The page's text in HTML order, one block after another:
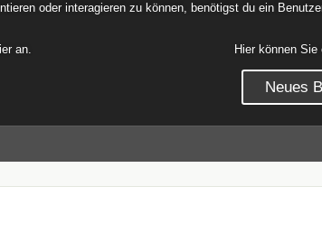
oder interagieren zu können, benötigst du ein
an. Hier können
Neues